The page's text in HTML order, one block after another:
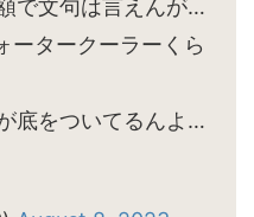
で文句は言えんが…
タークーラーくら
底をついてるんよ…